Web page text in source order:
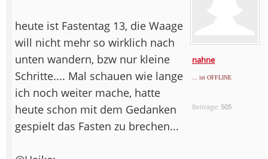
nahne
... ist OFFLINE
Beiträge: 505
heute ist Fastentag 13, die Waage
will nicht mehr so wirklich nach
unten wandern, bzw nur kleine
Schritte.... Mal schauen wie lange
ich noch weiter mache, hatte
heute schon mit dem Gedanken
gespielt das Fasten zu brechen...